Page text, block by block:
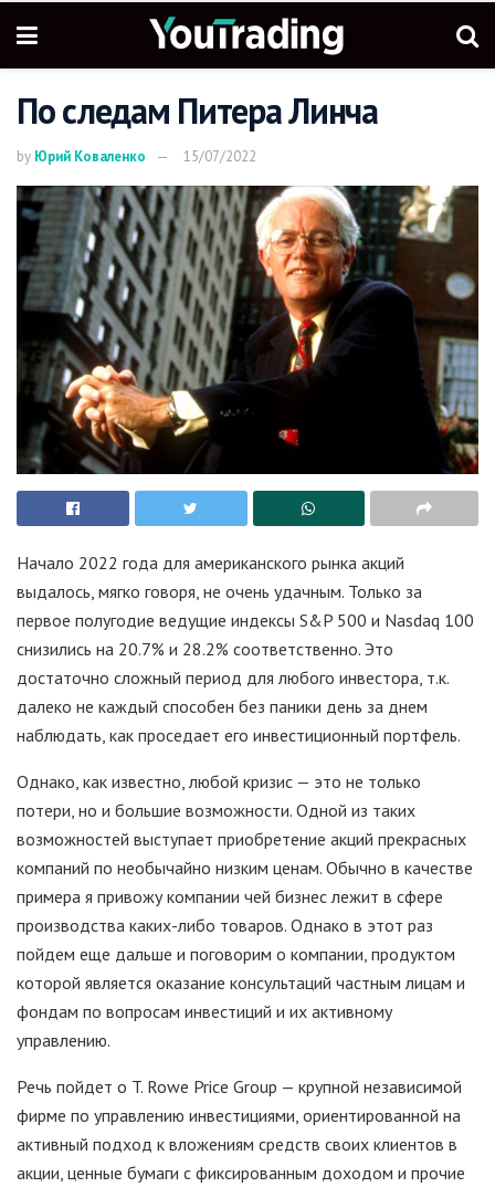
По следам Питера Линча
by Юрий Коваленко 15/07/2022
Начало 2022 года для американского рынка акций
выдалось, мягко говоря, не очень удачным. Только за
первое полугодие ведущие индексы S&P 500 и Nasdaq 100
снизились на 20.7% и 28.2% соответственно. Это
достаточно сложный период для любого инвестора, т.к.
далеко не каждый способен без паники день за днем
наблюдать, как проседает его инвестиционный портфель.
Однако, как известно, любой кризис — это не только
потери, но и большие возможности. Одной из таких
возможностей выступает приобретение акций прекрасных
компаний по необычайно низким ценам. Обычно в качестве
примера я привожу компании чей бизнес лежит в сфере
производства каких-либо товаров. Однако в этот раз
пойдем еще дальше и поговорим о компании, продуктом
которой является оказание консультаций частным лицам и
фондам по вопросам инвестиций и их активному
управлению.
Речь пойдет о T. Rowe Price Group — крупной независимой
фирме по управлению инвестициями, ориентированной на
активный подход к вложениям средств своих клиентов в
акции, ценные бумаги с фиксированным доходом и прочие